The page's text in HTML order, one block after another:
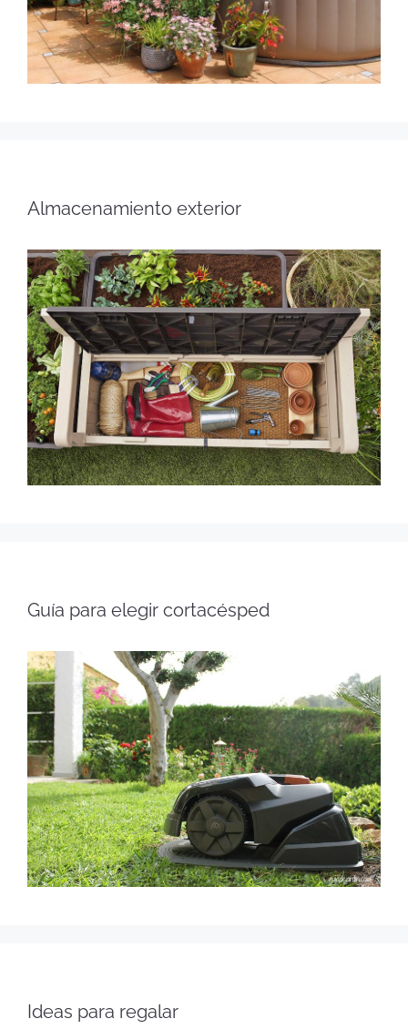
Almacenamiento exterior
Guía para elegir cortacésped
Ideas para regalar